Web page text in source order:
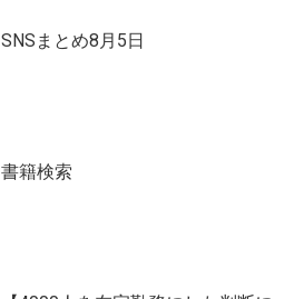
SNSまとめ8月5日
書籍検索